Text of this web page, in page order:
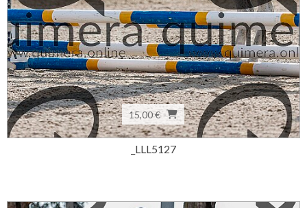
15,00 €
_LLL5127